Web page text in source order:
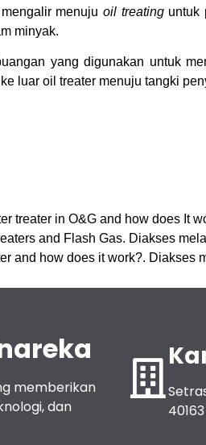
menujuoil treatinguntuk
minyak.
yang digunakan untuk
luar oil treater menuju tangki
treater in O&G and how does It
and Flash Gas. Diakses
and how does it work?.
memberikan
dan
40163